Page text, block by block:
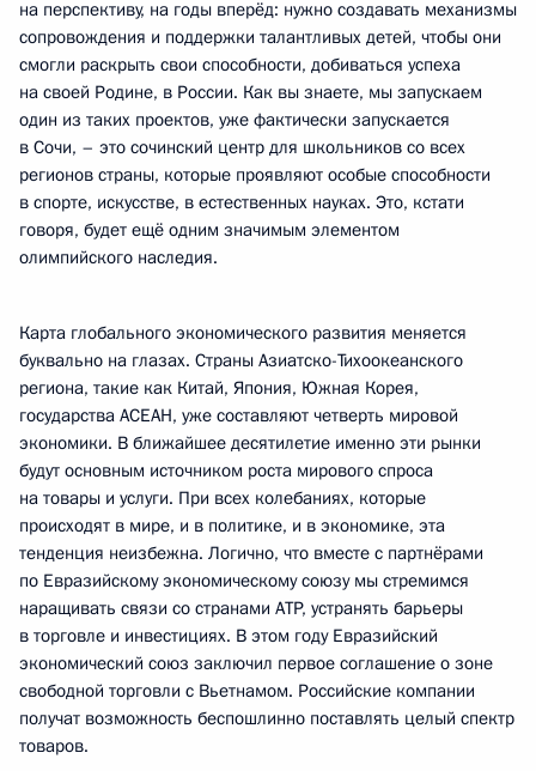
на перспективу, на годы вперёд: нужно создавать механизмы
сопровождения и поддержки талантливых детей, чтобы они
смогли раскрыть свои способности, добиваться успеха
на своей Родине, в России. Как вы знаете, мы запускаем
один из таких проектов, уже фактически запускается
в Сочи, – это сочинский центр для школьников со всех
регионов страны, которые проявляют особые способности
в спорте, искусстве, в естественных науках. Это, кстати
говоря, будет ещё одним значимым элементом
олимпийского наследия.
Карта глобального экономического развития меняется
буквально на глазах. Страны Азиатско-Тихоокеанского
региона, такие как Китай, Япония, Южная Корея,
государства АСЕАН, уже составляют четверть мировой
экономики. В ближайшее десятилетие именно эти рынки
будут основным источником роста мирового спроса
на товары и услуги. При всех колебаниях, которые
происходят в мире, и в политике, и в экономике, эта
тенденция неизбежна. Логично, что вместе с партнёрами
по Евразийскому экономическому союзу мы стремимся
наращивать связи со странами АТР, устранять барьеры
в торговле и инвестициях. В этом году Евразийский
экономический союз заключил первое соглашение о зоне
свободной торговли с Вьетнамом. Российские компании
получат возможность беспошлинно поставлять целый спектр
товаров.